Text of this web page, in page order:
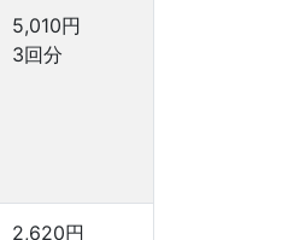
5,010円
3回分
2,620円